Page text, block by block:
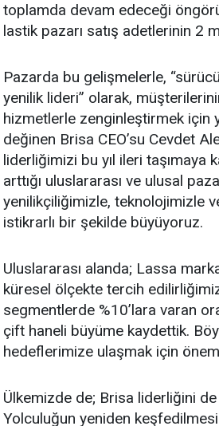
toplamda devam edeceği
lastik pazarı satış adetlerinin 2
Pazarda bu gelişmelerle,
yenilik lideri” olarak,
hizmetlerle zenginleştirmek için
değinen Brisa CEO’su Cevdet
liderliğimizi bu yıl ileri taşımaya
arttığı uluslararası ve ulusal
yenilikçiliğimizle, teknolojimizle
istikrarlı bir şekilde büyüyoruz.
Uluslararası alanda; Lassa
küresel ölçekte tercih edilirliğimizi
segmentlerde %10’lara varan
çift haneli büyüme kaydettik.
hedeflerimize ulaşmak için
Ülkemizde de; Brisa liderliğini
Yolculuğun yeniden